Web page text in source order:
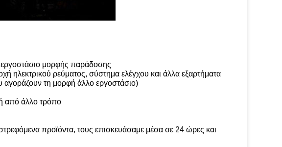
μορφής παράδοσης
ηλεκτρικού ρεύματος, σύστημα ελέγχου και άλλα εξαρτήματα
αγοράζουν τη μορφή άλλο εργοστάσιο)
από άλλο τρόπο
προϊόντα, τους επισκευάσαμε μέσα σε 24 ώρες και